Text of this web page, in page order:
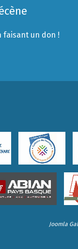
faisant un don !
Joomla